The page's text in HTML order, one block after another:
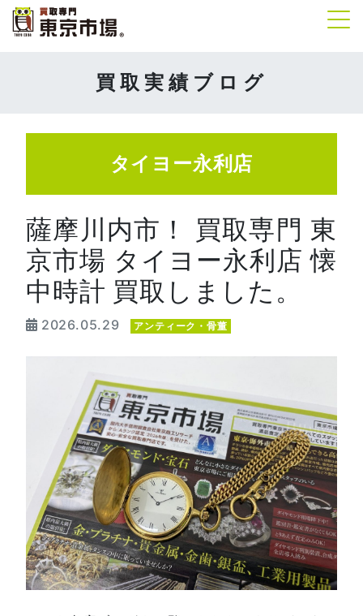
買取実績ブログ
タイヨー永利店
薩摩川内市！ 買取専門 東
京市場 タイヨー永利店 懐
中時計 買取しました。
2026.05.29 アンティーク・骨董